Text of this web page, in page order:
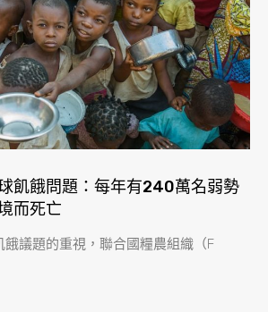
飢餓問題：每年有240萬名弱勢
而死亡
議題的重視，聯合國糧農組織（F